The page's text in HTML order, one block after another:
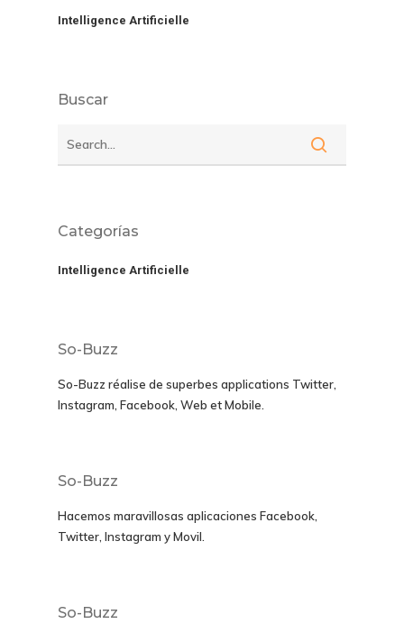
Intelligence Artificielle
Buscar
Categorías
Intelligence Artificielle
So-Buzz
So-Buzz réalise de superbes applications Twitter,
Instagram, Facebook, Web et Mobile.
So-Buzz
Hacemos maravillosas aplicaciones Facebook,
Twitter, Instagram y Movil
So-Buzz